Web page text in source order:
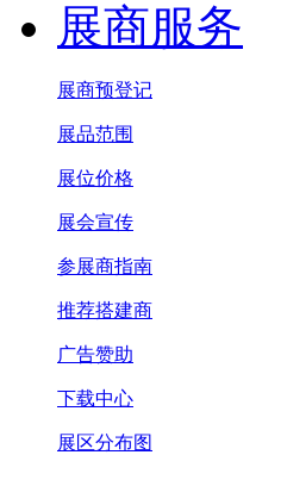
展商服务
展商预登记
展品范围
展位价格
展会宣传
参展商指南
推荐搭建商
广告赞助
下载中心
展区分布图